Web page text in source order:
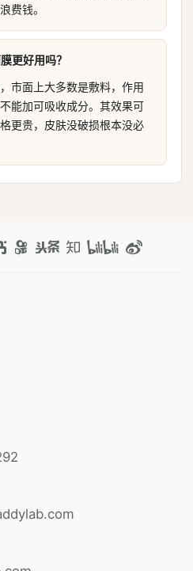
费钱。
更好用吗？
市面上大多数是敷料，作用
能加可吸收成分。其效果可
更贵，皮肤没破损根本没必